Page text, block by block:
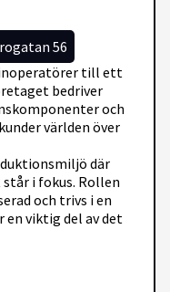
56
till ett
bedriver
och
världen över
där
i fokus. Rollen
och trivs i en
en viktig del av det